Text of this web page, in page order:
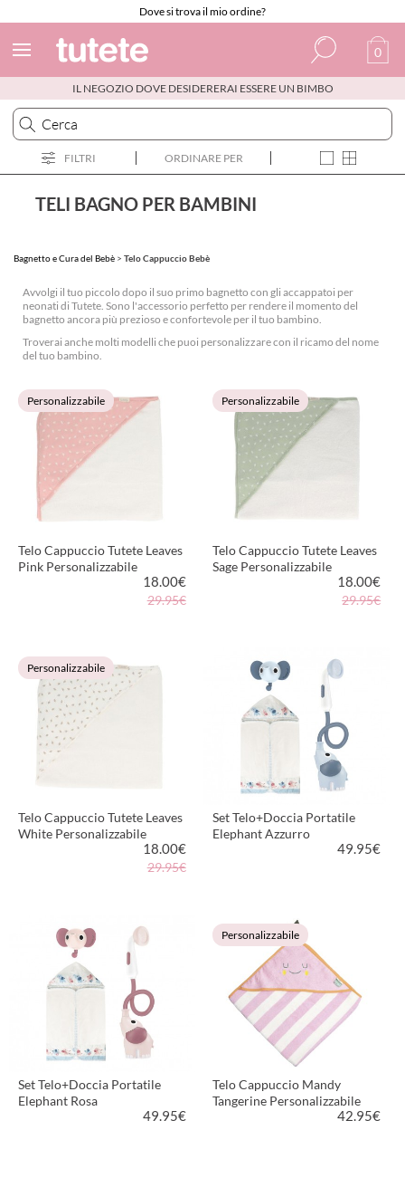
Dove si trova il mio ordine?
Spagnolo
Italiano
Inglese
Portoghese
0
IL NEGOZIO DOVE DESIDERERAI ESSERE UN BIMBO
FILTRI ORDINARE PER
TELI BAGNO PER BAMBINI
Bagnetto e Cura del Bebè > Telo Cappuccio Bebè
Avvolgi il tuo piccolo dopo il suo primo bagnetto con gli accappatoi per
neonati di Tutete. Sono l'accessorio perfetto per rendere il momento del
bagnetto ancora più prezioso e confortevole per il tuo bambino.
Troverai anche molti modelli che puoi personalizzare con il ricamo del nome
del tuo bambino.
Personalizzabile
Telo Cappuccio Tutete Leaves
Pink Personalizzabile
18.00€
29.95€
VEDI PRODOTTO
Personalizzabile
Telo Cappuccio Tutete Leaves
Sage Personalizzabile
18.00€
29.95€
Personalizzabile
Telo Cappuccio Tutete Leaves
White Personalizzabile
18.00€
29.95€
Set Telo+Doccia Portatile
Elephant Azzurro
49.95€
VEDI PRODOTTO
Set Telo+Doccia Portatile
Elephant Rosa
49.95€
Personalizzabile
Telo Cappuccio Mandy
Tangerine Personalizzabile
42.95€